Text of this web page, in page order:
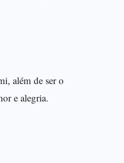
além de ser o
e alegria.